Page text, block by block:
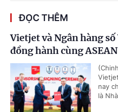
ĐỌC THÊM
Vietjet và Ngân hàng
đồng hành cùng
nay
là